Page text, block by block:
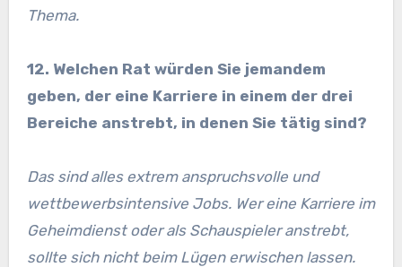
Thema.
12. Welchen Rat würden Sie jemandem
geben, der eine Karriere in einem der drei
Bereiche anstrebt, in denen Sie tätig sind?
Das sind alles extrem anspruchsvolle und
wettbewerbsintensive Jobs. Wer eine Karriere im
Geheimdienst oder als Schauspieler anstrebt,
sollte sich nicht beim Lügen erwischen lassen.